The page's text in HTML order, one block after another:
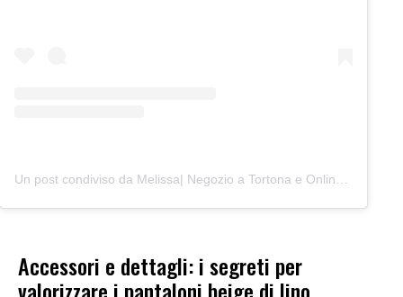
Accessori e dettagli: i segreti per